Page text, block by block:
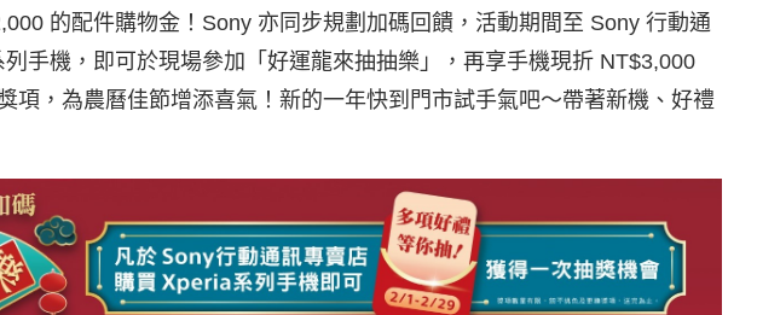
的配件購物金！Sony 亦同步規劃加碼回饋，活動期間至 Sony 行動通
手機，即可於現場參加「好運龍來抽抽樂」，再享手機現折 NT$3,000
項，為農曆佳節增添喜氣！新的一年快到門市試手氣吧～帶著新機、好禮